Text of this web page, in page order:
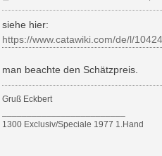
e
i
r
g
siehe hier:
https://www.catawiki.com/de/l/
man beachte den Schätzpreis.
Gruß Eckbert
1300 Exclusiv/Speciale 1977 1.Hand